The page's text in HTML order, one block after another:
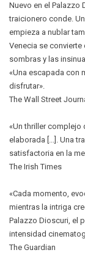
Nuevo en el Palazzo
traicionero conde.
empieza a nublar
Venecia se
sombras y las
«Una escapada con
disfrutar».
The Wall Street
«Un thriller complejo
elaborada [...]. Una
satisfactoria en la
The Irish Times
«Cada momento,
mientras la intriga
Palazzo Dioscuri, el
intensidad
The Guardian